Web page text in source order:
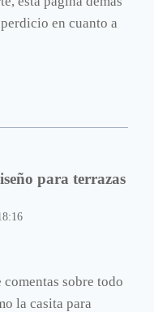
en cuanto a
para terrazas
sobre todo
la casita para